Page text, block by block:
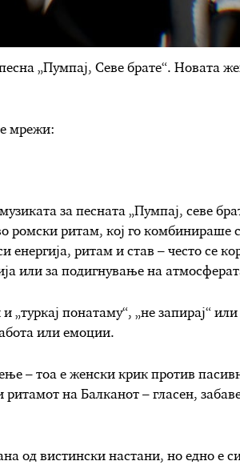
„Пумпај, Севе брате“. Новата
мрежи:
за песната „Пумпај, севе
ритам, кој го комбинираше
енергија, ритам и став – често се
или за подигнување на
понатаму“, „не запирај“ или
или емоции.
– тоа е женски крик против
на Балканот – гласен,
од вистински настани, но едно е